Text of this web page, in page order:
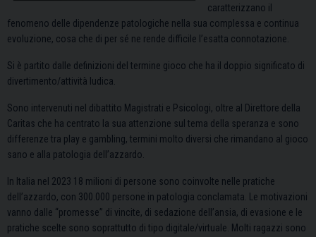
caratterizzano il
fenomeno delle dipendenze patologiche nella sua complessa e continua
evoluzione, cosa che di per sé ne rende difficile l’esatta connotazione.
Si è partito dalle definizioni del termine gioco che ha il doppio significato di
divertimento/attività ludica.
Sono intervenuti nel dibattito Magistrati e Psicologi, oltre al Direttore della
Caritas che ha centrato la sua attenzione sul tema della speranza e sono
differenze tra play e gambling, termini molto diversi che rimandano al gioco
sano e alla patologia dell’azzardo.
In Italia nel 2023 18 milioni di persone sono coinvolte nelle pratiche
dell’azzardo, con 300.000 persone in patologia conclamata. Le motivazioni
vanno dalle “promesse” di vincite, di sedazione dell’ansia, di evasione e le
pratiche scelte sono soprattutto di tipo digitale/virtuale. Molti ragazzi sono